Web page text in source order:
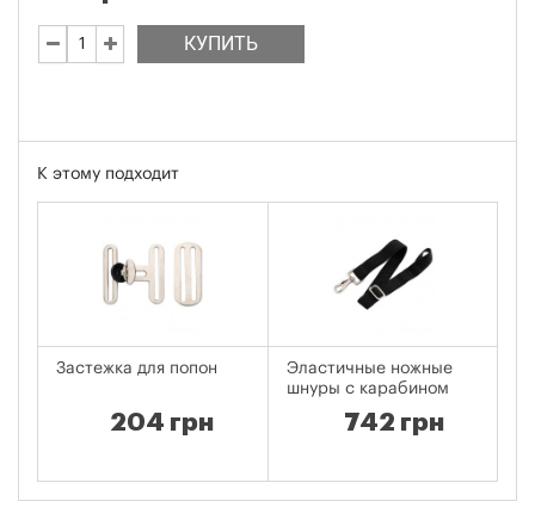
КУПИТЬ
К этому подходит
Застежка для попон
204 грн
Эластичные ножные
шнуры с карабином
742 грн